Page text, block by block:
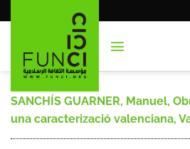
al
SANCHÍS GUARNER, Manuel,
una caracterizació valenciana,